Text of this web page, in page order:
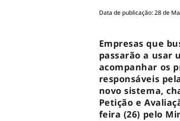
Data de publicação: 28 de
Empresas que
passarão a usar
acompanhar os
responsáveis
novo sistema,
Petição e
feira (26) pelo